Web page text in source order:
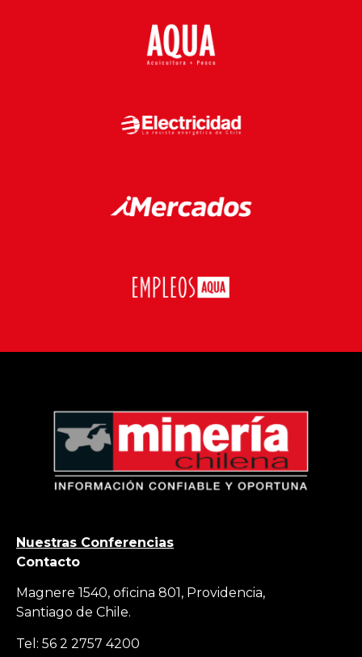
Nuestras Conferencias
Contacto
Magnere 1540, oficina 801, Providencia,
Santiago de Chile.
Tel: 56 2 2757 4200